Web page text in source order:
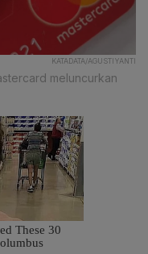
KATADATA/AGUSTIYANTI
meluncurkan